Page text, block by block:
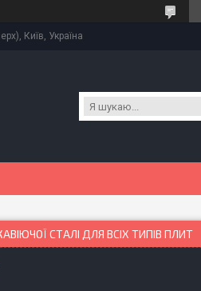
Київ, Україна
СТАЛІ ДЛЯ ВСІХ ТИПІВ ПЛИТ